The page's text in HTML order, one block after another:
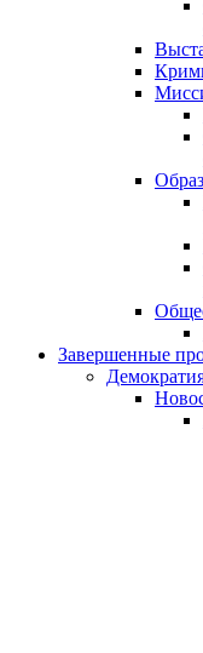
Завершенные